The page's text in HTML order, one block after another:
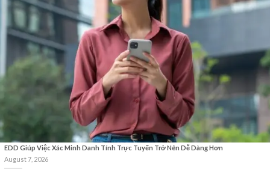
EDD Giúp Việc Xác Minh Danh Tính Trực Tuyến Trở Nên Dễ Dàng Hơn
August 7, 2026